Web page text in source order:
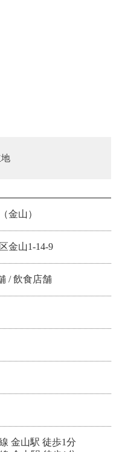
金山）
金山1-14-9
/ 飲食店舗
金山駅 徒歩1分